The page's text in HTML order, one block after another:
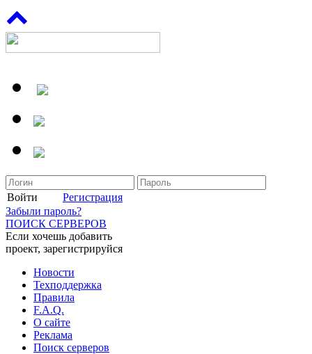
Войти
Регистрация
Забыли пароль?
ПОИСК СЕРВЕРОВ
Если хочешь добавить
проект, зарегистрируйся
Новости
Техподдержка
Правила
F.A.Q.
О сайте
Реклама
Поиск серверов